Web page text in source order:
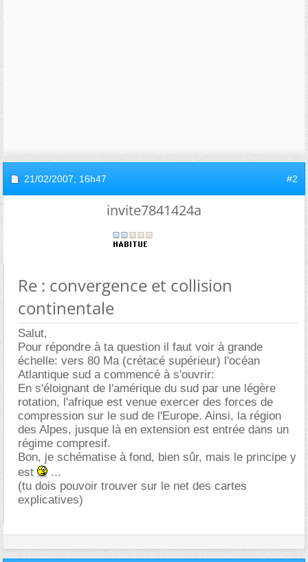
21/02/2007, 16h47 #2
invite7841424a
Re : convergence et collision
continentale
Salut,
Pour répondre à ta question il faut voir à grande
échelle: vers 80 Ma (crétacé supérieur) l'océan
Atlantique sud a commencé à s'ouvrir:
En s'éloignant de l'amérique du sud par une légère
rotation, l'afrique est venue exercer des forces de
compression sur le sud de l'Europe. Ainsi, la région
des Alpes, jusque là en extension est entrée dans un
régime compresif.
Bon, je schématise à fond, bien sûr, mais le principe y
est
...
(tu dois pouvoir trouver sur le net des cartes
explicatives)